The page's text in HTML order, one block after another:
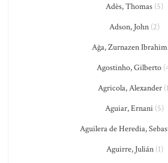
Adès, Thomas (5)
Adson, John (2)
Ağa, Zurnazen Ibrahim
Agostinho, Gilberto
Agricola, Alexander
Aguiar, Ernani (5)
Aguilera de Heredia,
Aguirre, Julián(1)